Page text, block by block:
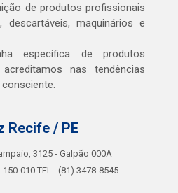
de produtos profissionais
descartáveis, maquinários e
específica de produtos
nas tendências
Recife / PE
3125 - Galpão 000A
010 TEL.: (81) 3478-8545